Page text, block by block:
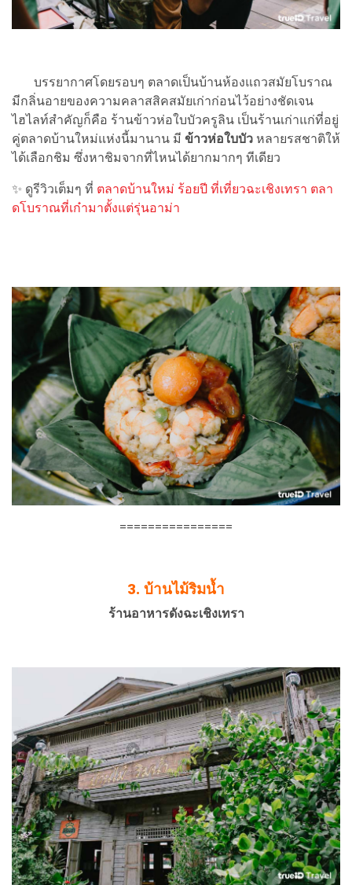
บรรยากาศโดยรอบๆ ตลาดเป็นบ้านห้องแถวสมัยโบราณ
มีกลิ่นอายของความคลาสสิคสมัยเก่าก่อนไว้อย่างชัดเจน
ไฮไลท์สำคัญก็คือ ร้านข้าวห่อใบบัวครูลิน เป็นร้านเก่าแก่ที่อยู่
คู่ตลาดบ้านใหม่แห่งนี้มานาน มี ข้าวห่อใบบัว หลายรสชาติให้
ได้เลือกชิม ซึ่งหาชิมจากที่ไหนได้ยากมากๆ ทีเดียว
✨ ดูรีวิวเต็มๆ ที่ ตลาดบ้านใหม่ ร้อยปี ที่เที่ยวฉะเชิงเทรา ตลา
ดโบราณที่เก๋ามาตั้งแต่รุ่นอาม่า
================
3. บ้านไม้ริมน้ำ
ร้านอาหารดังฉะเชิงเทรา